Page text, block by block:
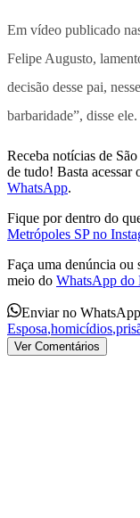
Em vídeo publicado
Felipe Augusto,
decisão desse pai,
barbaridade”, disse ele.
Receba notícias de
de tudo! Basta acessar
WhatsApp.
Fique por dentro do
Metrópoles SP no
Faça uma denúncia ou
meio do WhatsApp do
Enviar no WhatsApp
Esposa,homicídios,
Ver Comentários